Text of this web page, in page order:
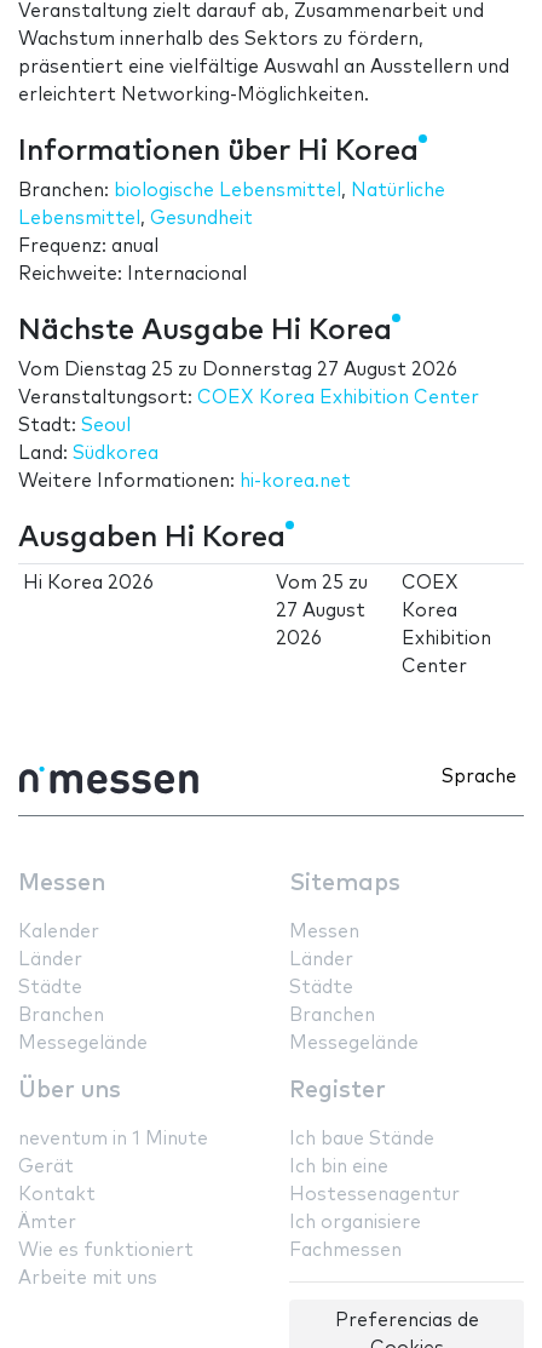
Veranstaltung zielt darauf ab, Zusammenarbeit und
Wachstum innerhalb des Sektors zu fördern,
präsentiert eine vielfältige Auswahl an Ausstellern und
erleichtert Networking-Möglichkeiten.
Informationen über Hi Korea
Branchen: biologische Lebensmittel , Natürliche
Lebensmittel , Gesundheit
Frequenz: anual
Reichweite: Internacional
Nächste Ausgabe Hi Korea
Vom Dienstag 25 zu Donnerstag 27 August 2026
Veranstaltungsort: COEX Korea Exhibition Center
Stadt: Seoul
Land: Südkorea
Weitere Informationen: hi-korea.net
Ausgaben Hi Korea
Hi Korea 2026 Vom 25 zu
27 August
2026
COEX
Korea
Exhibition
Center
Sprache
Messen
Kalender
Länder
Städte
Branchen
Messegelände
Sitemaps
Messen
Länder
Städte
Branchen
Messegelände
Über uns
neventum in 1 Minute
Gerät
Kontakt
Ämter
Wie es funktioniert
Arbeite mit uns
Register
Ich baue Stände
Ich bin eine
Hostessenagentur
Ich organisiere
Fachmessen
Preferencias de